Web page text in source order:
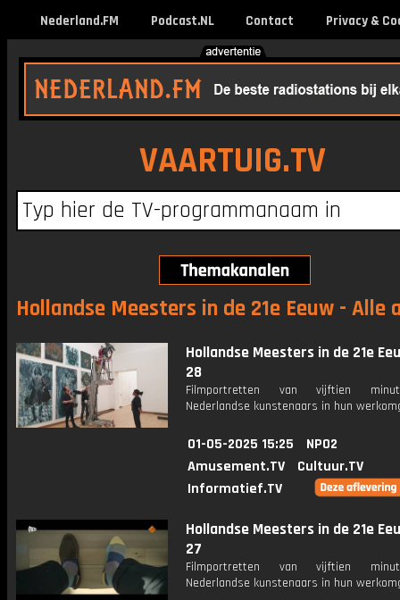
Nederland.FM Podcast.NL Contact Privacy &
VAARTUIG.TV
Hollandse Meesters in de 21e Eeuw - Alle
Hollandse Meesters in de 21e
28
Filmportretten van vijftien
Nederlandse kunstenaars in hun
01-05-2025 15:25
NPO2
Amusement.TV
Cultuur.TV
Informatief.TV
Hollandse Meesters in de 21e
27
Filmportretten van vijftien
Nederlandse kunstenaars in hun